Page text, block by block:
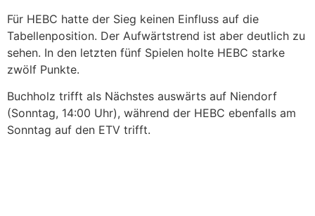
Für HEBC hatte der Sieg keinen Einfluss auf die
Tabellenposition. Der Aufwärtstrend ist aber deutlich zu
sehen. In den letzten fünf Spielen holte HEBC starke
zwölf Punkte.
Buchholz trifft als Nächstes auswärts auf Niendorf
(Sonntag, 14:00 Uhr), während der HEBC ebenfalls am
Sonntag auf den ETV trifft.